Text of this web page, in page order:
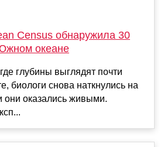
Census обнаружила 30
океане
глубины выглядят почти
биологи снова наткнулись на
оказались живыми.